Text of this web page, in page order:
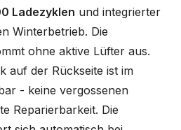
Ladezyklen und integrierter
Winterbetrieb. Die
ohne aktive Lüfter aus.
auf der Rückseite ist im
- keine vergossenen
Reparierbarkeit. Die